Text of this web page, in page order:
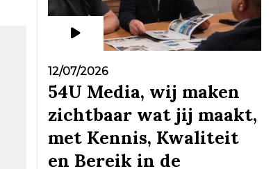
12/07/2026
54U Media, wij maken
zichtbaar wat jij maakt,
met Kennis, Kwaliteit
en Bereik in de